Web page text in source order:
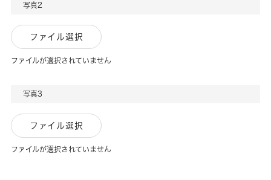
写真2
ファイル選択
ファイルが選択されていません
写真3
ファイル選択
ファイルが選択されていません